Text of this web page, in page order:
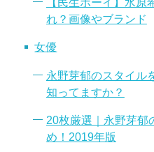
れ？画像やブランド
女優
永野芽郁のスタイル
知ってますか？
20枚厳選｜永野芽郁
め！2019年版